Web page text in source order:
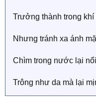
Trưởng thành trong khí
Nhưng tránh xa ánh
Chìm trong nước lại
Trông như da mà lại